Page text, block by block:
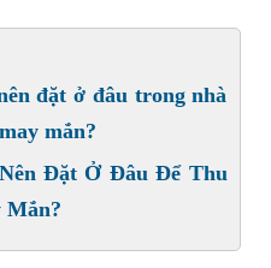
đặt ở đâu trong nhà
mắn?
Đặt Ở Đâu Để Thu
Mắn?